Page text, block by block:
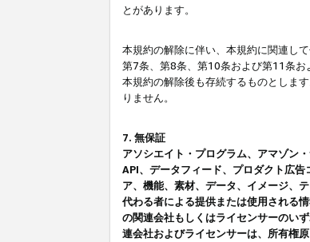
とがあります。
本規約の解除に伴い、本規約に関連し
第7条、第8条、第10条および第11条お
本規約の解除後も存続するものとしま
りません。
7. 無保証
アソシエイト・プログラム、アマゾン
API、データフィード、プロダクト広
ア、機能、素材、データ、イメージ、
代わる者による提供または使用される
の関連会社もしくはライセンサーのい
連会社およびライセンサーは、所有権